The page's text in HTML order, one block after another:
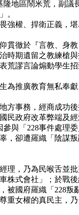
隆地區鬧米荒，副議
。
強權、捍衛正義，
貫徹於『言教、身
時期遺留之教練槍
荒謬言論煽動學生
為推廣教育無私奉
方事務，經商成功
民政府改革弊端及經
參與「228事件處理
，卻遭羅織「陰謀
理，乃為民喉舌並
株式會社」；於戰
被國府羅織「228
重女權的真民主，